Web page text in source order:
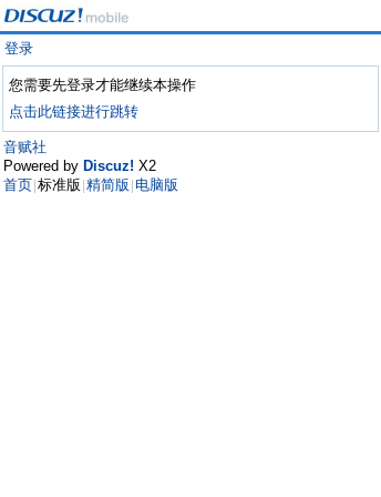
登录
您需要先登录才能继续本操作
点击此链接进行跳转
音赋社
Powered by Discuz! X2
首页 标准版 精简版 电脑版